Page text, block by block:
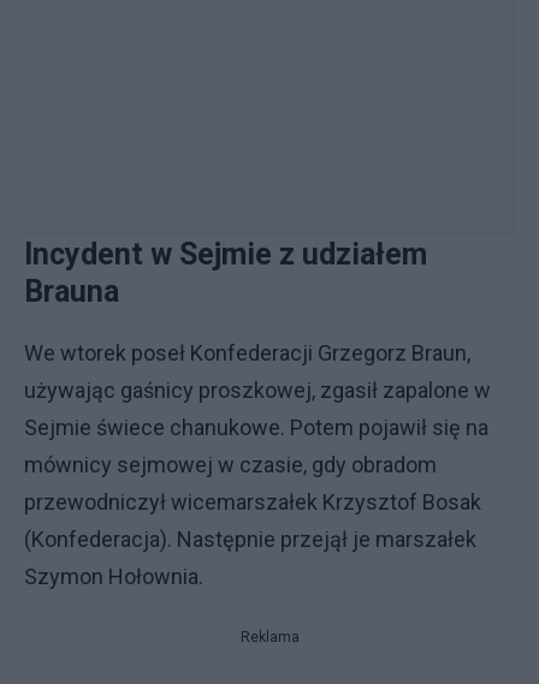
Incydent w Sejmie z udziałem
Brauna
We wtorek poseł Konfederacji Grzegorz Braun,
używając gaśnicy proszkowej, zgasił zapalone w
Sejmie świece chanukowe. Potem pojawił się na
mównicy sejmowej w czasie, gdy obradom
przewodniczył wicemarszałek Krzysztof Bosak
(Konfederacja). Następnie przejął je marszałek
Szymon Hołownia.
Reklama